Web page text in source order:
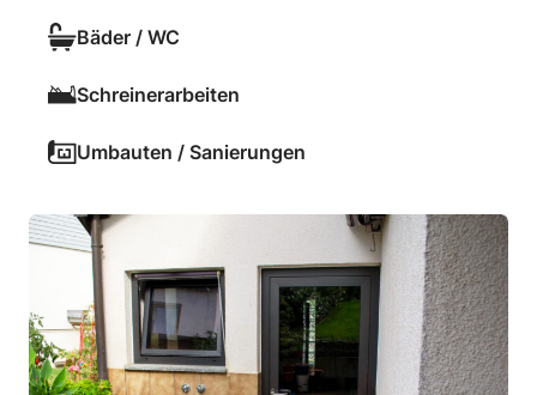
Bäder / WC
Schreinerarbeiten
Umbauten / Sanierungen